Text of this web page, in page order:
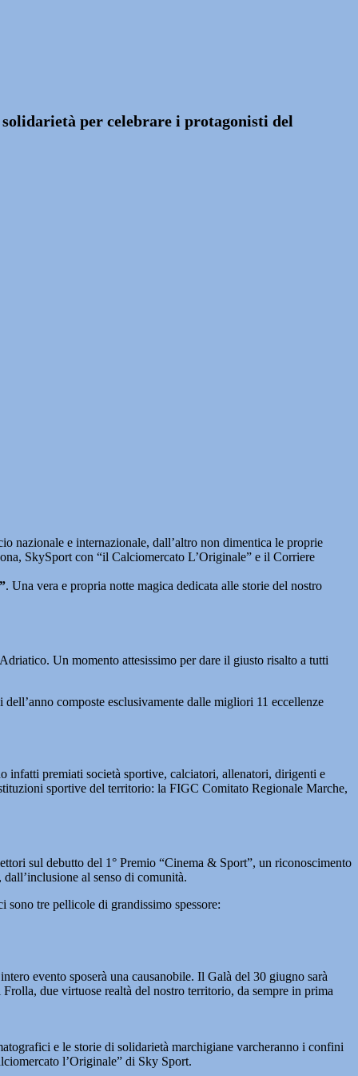
per celebrare i protagonisti del
nazionale e internazionale, dall’altro non dimentica le proprie
SkySport con “il Calciomercato L’Originale” e il Corriere
. Una vera e propria notte magica dedicata alle storie del nostro
Un momento attesissimo per dare il giusto risalto a tutti
composte esclusivamente dalle migliori 11 eccellenze
infatti premiati società sportive, calciatori, allenatori, dirigenti e
sportive del territorio: la FIGC Comitato Regionale Marche,
sul debutto del 1° Premio “Cinema & Sport”, un riconoscimento
al senso di comunità.
tre pellicole di grandissimo spessore:
evento sposerà una causanobile. Il Galà del 30 giugno sarà
due virtuose realtà del nostro territorio, da sempre in prima
e le storie di solidarietà marchigiane varcheranno i confini
l’Originale” di Sky Sport.